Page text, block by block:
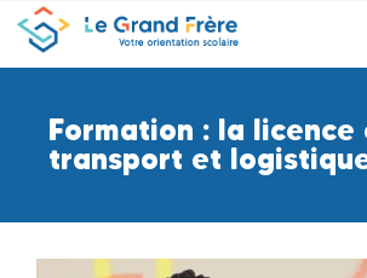
Formation : la licence
transport et